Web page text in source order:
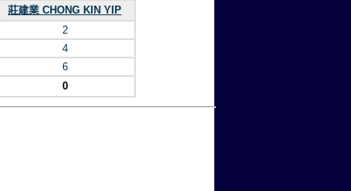
莊建業 CHONG KIN YIP
2
4
6
0